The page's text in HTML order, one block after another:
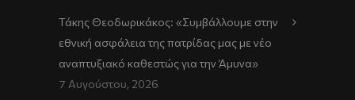
Τάκης Θεοδωρικάκος: «Συμβάλλουμε στην
εθνική ασφάλεια της πατρίδας μας με νέο
αναπτυξιακό καθεστώς για την Άμυνα»
7 Αυγούστου, 2026